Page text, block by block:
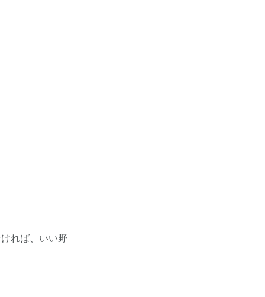
れば、いい野